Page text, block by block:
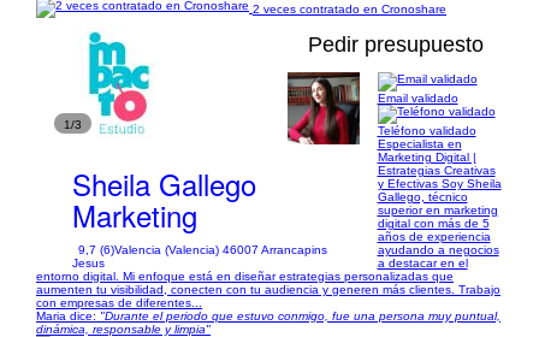
2 veces contratado en Cronoshare
1/3
Pedir presupuesto
Sheila Gallego
Marketing
9,7 (6)Valencia (Valencia) 46007 Arrancapins
Jesus
Email validado
Teléfono validado
Especialista en
Marketing Digital |
Estrategias Creativas
y Efectivas Soy Sheila
Gallego, técnico
superior en marketing
digital con más de 5
años de experiencia
ayudando a negocios
a destacar en el
entorno digital. Mi enfoque está en diseñar estrategias personalizadas que
aumenten tu visibilidad, conecten con tu audiencia y generen más clientes. Trabajo
con empresas de diferentes...
Maria dice: "Durante el periodo que estuvo conmigo, fue una persona muy puntual,
dinámica, responsable y limpia"